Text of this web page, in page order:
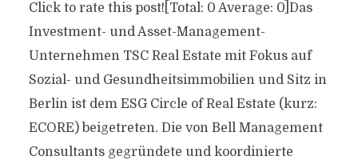
Click to rate this post![Total: 0 Average: 0]Das
Investment- und Asset-Management-
Unternehmen TSC Real Estate mit Fokus auf
Sozial- und Gesundheitsimmobilien und Sitz in
Berlin ist dem ESG Circle of Real Estate (kurz:
ECORE) beigetreten. Die von Bell Management
Consultants gegründete und koordinierte